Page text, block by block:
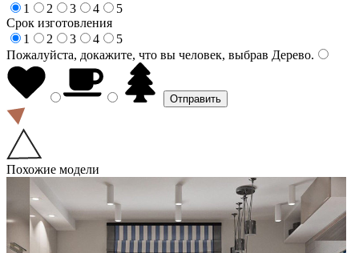
1
2 3 4
5
Срок изготовления
1
2 3 4
5
Пожалуйста, докажите, что вы человек, выбрав Дерево.
Похожие модели